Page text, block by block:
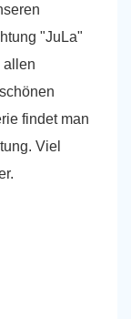
"JuLa"
allen
findet man
. Viel